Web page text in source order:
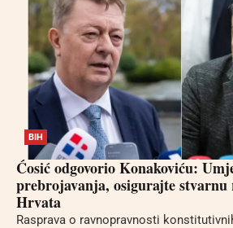
BIH
Ćosić odgovorio Konakoviću:
prebrojavanja, osigurajte stvarnu
Hrvata
Rasprava o ravnopravnosti